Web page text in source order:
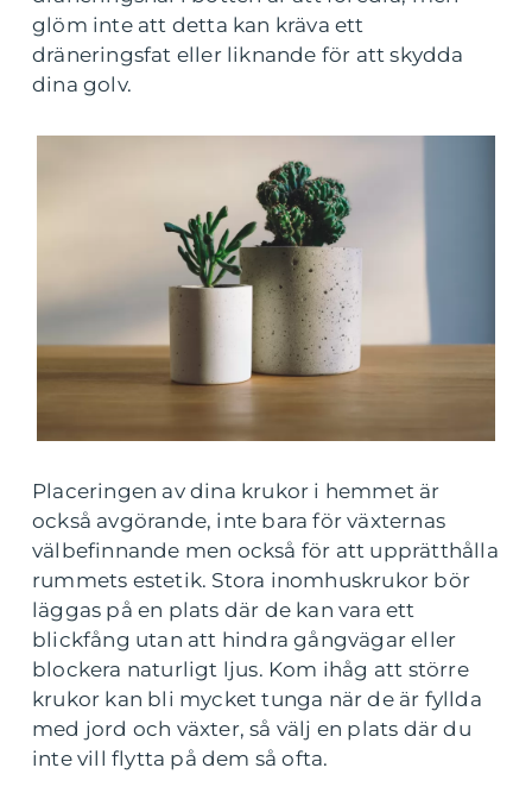
glöm inte att detta kan kräva ett
dräneringsfat eller liknande för att skydda
dina golv.
Placeringen av dina krukor i hemmet är
också avgörande, inte bara för växternas
välbefinnande men också för att upprätthålla
rummets estetik. Stora inomhuskrukor bör
läggas på en plats där de kan vara ett
blickfång utan att hindra gångvägar eller
blockera naturligt ljus. Kom ihåg att större
krukor kan bli mycket tunga när de är fyllda
med jord och växter, så välj en plats där du
inte vill flytta på dem så ofta.